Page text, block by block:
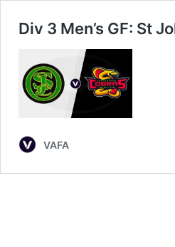
Div 3 Men’s GF: St
VAFA